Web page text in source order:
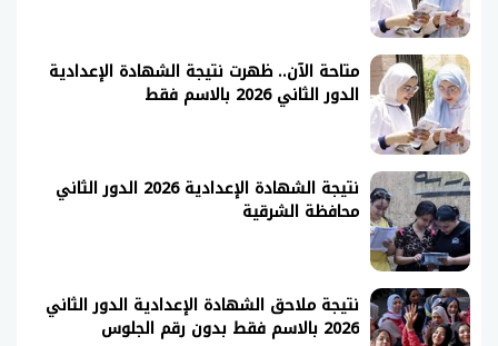
متاحة الآن.. ظهرت نتيجة الشهادة الإعدادية
الدور الثاني 2026 بالاسم فقط
نتيجة الشهادة الإعدادية 2026 الدور الثاني
محافظة الشرقية
نتيجة ملاحق الشهادة الإعدادية الدور الثاني
2026 بالاسم فقط بدون رقم الجلوس